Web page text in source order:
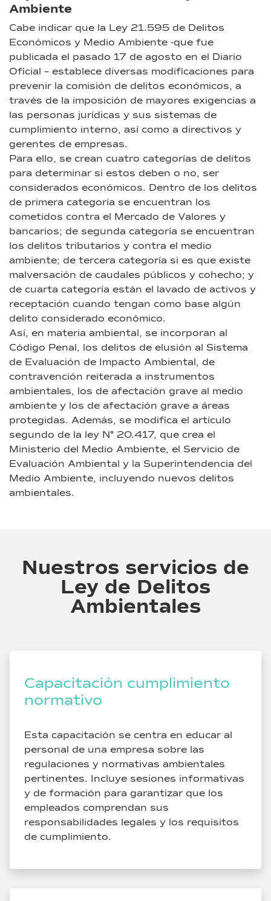
Ambiente
Cabe indicar que la Ley 21.595 de Delitos
Económicos y Medio Ambiente -que fue
publicada el pasado 17 de agosto en el Diario
Oficial – establece diversas modificaciones para
prevenir la comisión de delitos económicos, a
través de la imposición de mayores exigencias a
las personas jurídicas y sus sistemas de
cumplimiento interno, así como a directivos y
gerentes de empresas.
Para ello, se crean cuatro categorías de delitos
para determinar si estos deben o no, ser
considerados económicos. Dentro de los delitos
de primera categoría se encuentran los
cometidos contra el Mercado de Valores y
bancarios; de segunda categoría se encuentran
los delitos tributarios y contra el medio
ambiente; de tercera categoría si es que existe
malversación de caudales públicos y cohecho; y
de cuarta categoría están el lavado de activos y
receptación cuando tengan como base algún
delito considerado económico.
Así, en materia ambiental, se incorporan al
Código Penal, los delitos de elusión al Sistema
de Evaluación de Impacto Ambiental, de
contravención reiterada a instrumentos
ambientales, los de afectación grave al medio
ambiente y los de afectación grave a áreas
protegidas. Además, se modifica el artículo
segundo de la ley N° 20.417, que crea el
Ministerio del Medio Ambiente, el Servicio de
Evaluación Ambiental y la Superintendencia del
Medio Ambiente, incluyendo nuevos delitos
ambientales.
Nuestros servicios de
Ley de Delitos
Ambientales
Capacitación cumplimiento
normativo
Esta capacitación se centra en educar al
personal de una empresa sobre las
regulaciones y normativas ambientales
pertinentes. Incluye sesiones informativas
y de formación para garantizar que los
empleados comprendan sus
responsabilidades legales y los requisitos
de cumplimiento.